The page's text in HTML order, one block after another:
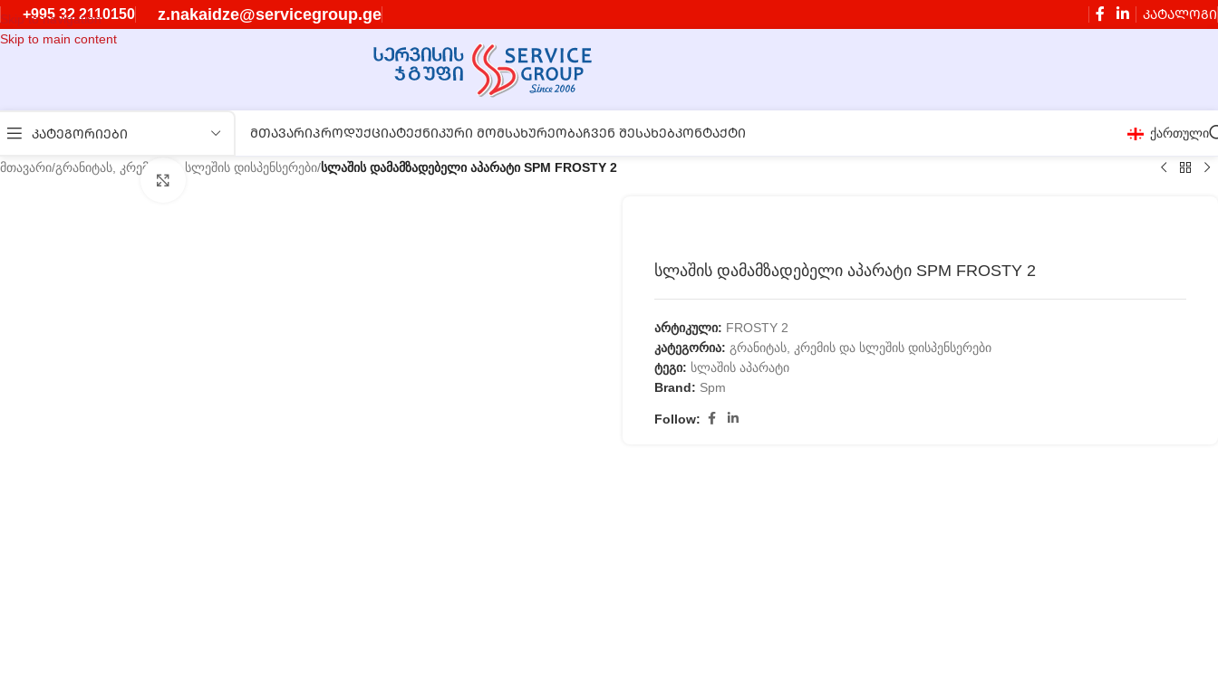
Skip to navigation
Skip to main content
+995 32 2110150 z.nakaidze@servicegroup.ge ᲙᲐᲢᲐᲚᲝᲒᲘ
ᲙᲐᲢᲔᲒᲝᲠᲘᲔᲑᲘ ᲛᲗᲐᲕᲐᲠᲘᲞᲠᲝᲓᲣᲥᲪᲘᲐᲢᲔᲥᲜᲘᲙᲣᲠᲘ ᲛᲝᲛᲡᲐᲮᲣᲠᲔᲝᲑᲐᲩᲕᲔᲜ ᲨᲔᲡᲐᲮᲔᲑᲙᲝᲜᲢᲐᲥᲢᲘ ქართული
მთავარი/გრანიტას, კრემის და სლეშის დისპენსერები/სლაშის დამამზადებელი აპარატი SPM FROSTY 2
გასადიდებლად დააწკაპუნეთ
სლაშის დამამზადებელი აპარატი SPM FROSTY 2
არტიკული: FROSTY 2
კატეგორია: გრანიტას, კრემის და სლეშის დისპენსერები
ტეგი: სლაშის აპარატი
Brand: Spm
Follow: